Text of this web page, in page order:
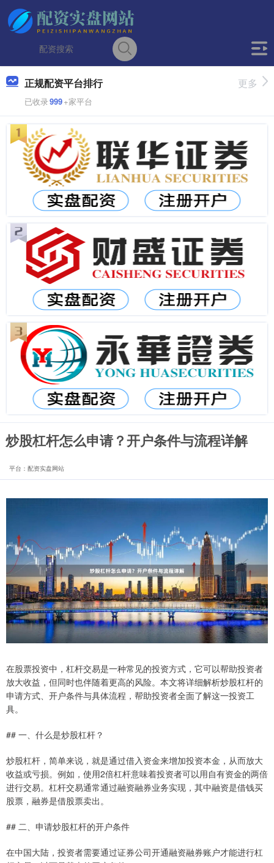
正规配资平台排行
已收录999+家平台
更多
炒股杠杆怎么申请？开户条件与流程详解
平台：配资实盘网站
在股票投资中，杠杆交易是一种常见的投资方式，它可以帮助投资者
放大收益，但同时也伴随着更高的风险。本文将详细解析炒股杠杆的
申请方式、开户条件与具体流程，帮助投资者全面了解这一投资工
具。
## 一、什么是炒股杠杆？
炒股杠杆，简单来说，就是通过借入资金来增加投资本金，从而放大
收益或亏损。例如，使用2倍杠杆意味着投资者可以用自有资金的两倍
进行交易。杠杆交易通常通过融资融券业务实现，其中融资是借钱买
股票，融券是借股票卖出。
## 二、申请炒股杠杆的开户条件
在中国大陆，投资者需要通过证券公司开通融资融券账户才能进行杠